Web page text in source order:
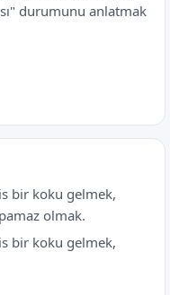
durumunu anlatmak
bir koku gelmek,
olmak.
bir koku gelmek,